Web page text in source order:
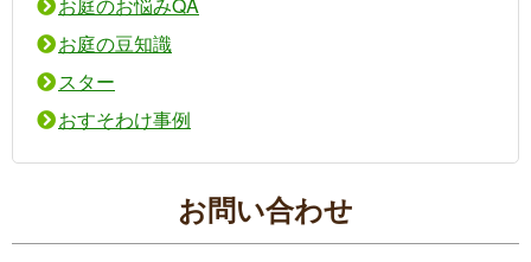
お庭の豆知識
スター
おすそわけ事例
お問い合わせ